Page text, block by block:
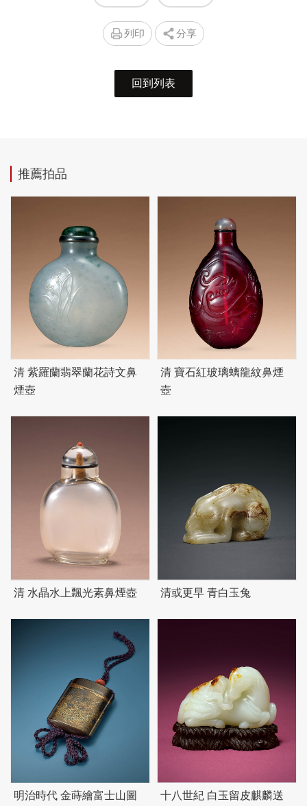
列印 分享
回到列表
推薦拍品
清 紫羅蘭翡翠蘭花詩文鼻
煙壺
清 寶石紅玻璃螭龍紋鼻煙
壺
清 水晶水上飄光素鼻煙壺 清或更早 青白玉兔
明治時代 金蒔繪富士山圖
十八世紀 白玉留皮麒麟送